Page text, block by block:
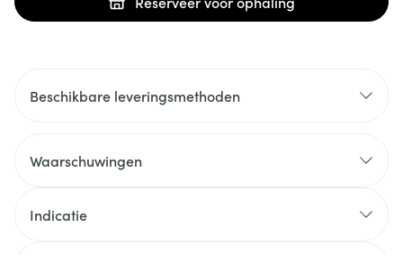
Beschikbare leveringsmethoden
Waarschuwingen
Indicatie